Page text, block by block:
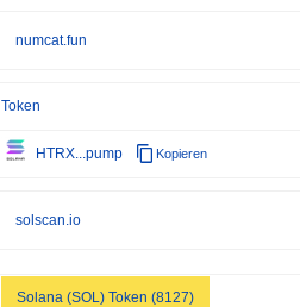
numcat.fun
Token
HTRX...pump Kopieren
solscan.io
Solana (SOL) Token (8127)